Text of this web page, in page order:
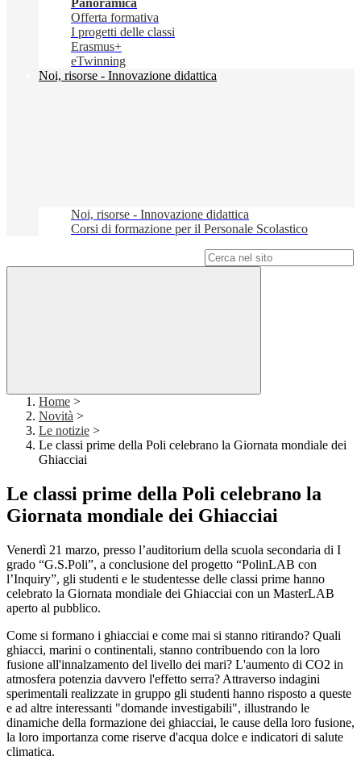
Panoramica
Offerta formativa
I progetti delle classi
Erasmus+
eTwinning
Noi, risorse - Innovazione didattica
Noi, risorse - Innovazione didattica
Corsi di formazione per il Personale Scolastico
Home >
Novità >
Le notizie >
Le classi prime della Poli celebrano la Giornata mondiale dei
Ghiacciai
Le classi prime della Poli celebrano la
Giornata mondiale dei Ghiacciai
Venerdì 21 marzo, presso l’auditorium della scuola secondaria di I
grado “G.S.Poli”, a conclusione del progetto “PolinLAB con
l’Inquiry”, gli studenti e le studentesse delle classi prime hanno
celebrato la Giornata mondiale dei Ghiacciai con un MasterLAB
aperto al pubblico.
Come si formano i ghiacciai e come mai si stanno ritirando? Quali
ghiacci, marini o continentali, stanno contribuendo con la loro
fusione all'innalzamento del livello dei mari? L'aumento di CO2 in
atmosfera potenzia davvero l'effetto serra? Attraverso indagini
sperimentali realizzate in gruppo gli studenti hanno risposto a queste
e ad altre interessanti "domande investigabili", illustrando le
dinamiche della formazione dei ghiacciai, le cause della loro fusione,
la loro importanza come riserve d'acqua dolce e indicatori di salute
climatica.